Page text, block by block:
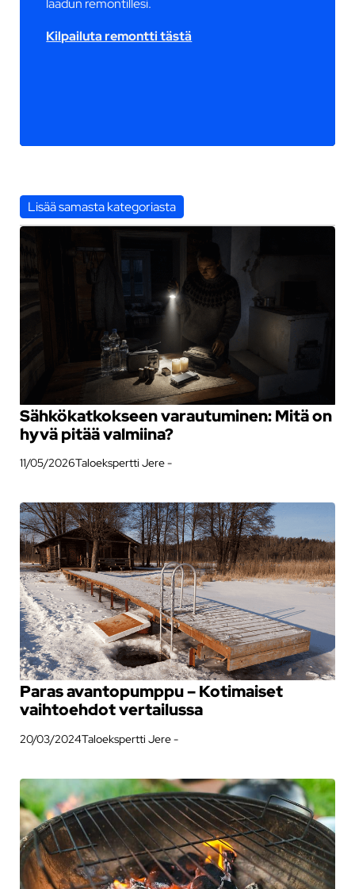
Kilpailuta remontti tästä
Lisää samasta kategoriasta
Sähkökatkokseen varautuminen: Mitä on
hyvä pitää valmiina?
11/05/2026Taloekspertti Jere -
Paras avantopumppu – Kotimaiset
vaihtoehdot vertailussa
20/03/2024Taloekspertti Jere -